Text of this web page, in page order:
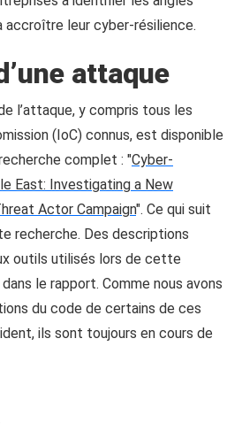
leur cyber-résilience.
attaque
l’attaque, y compris tous les
(IoC) connus, est disponible
complet : "Cyber-
East: Investigating a New
Actor Campaign". Ce qui suit
recherche. Des descriptions
outils utilisés lors de cette
le rapport. Comme nous avons
du code de certains de ces
ils sont toujours en cours de